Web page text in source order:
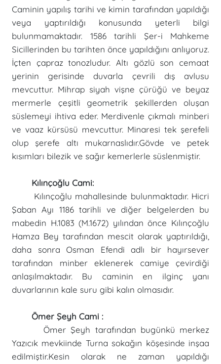
Caminin yapılış tarihi ve kimin tarafından yapıldığı
veya yaptırıldığı konusunda yeterli bilgi
bulunmamaktadır. 1586 tarihli Şer-i Mahkeme
Sicillerinden bu tarihten önce yapıldığını anlıyoruz.
İçten çapraz tonozludur. Altı gözlü son cemaat
yerinin gerisinde duvarla çevrili dış avlusu
mevcuttur. Mihrap siyah vişne çürüğü ve beyaz
mermerle çeşitli geometrik şekillerden oluşan
süslemeyi ihtiva eder. Merdivenle çıkmalı minberi
ve vaaz kürsüsü mevcuttur. Minaresi tek şerefeli
olup şerefe altı mukarnaslıdır.Gövde ve petek
kısımları bilezik ve sağır kemerlerle süslenmiştir.
Kılınçoğlu Cami:
Kılınçoğlu mahallesinde bulunmaktadır. Hicri
Şaban Ayı 1186 tarihli ve diğer belgelerden bu
mabedin H.1083 (M.1672) yılından önce Kılınçoğlu
Hamza Bey tarafından mescit olarak yaptırıldığı,
daha sonra Osman Efendi adlı bir hayırsever
tarafından minber eklenerek camiye çevirdiği
anlaşılmaktadır. Bu caminin en ilginç yanı
duvarlarının kale suru gibi kalın olmasıdır.
Ömer Şeyh Cami :
Ömer Şeyh tarafından bugünkü merkez
Yazıcık mevkiinde Turna sokağın köşesinde inşaa
edilmiştir.Kesin olarak ne zaman yapıldığı